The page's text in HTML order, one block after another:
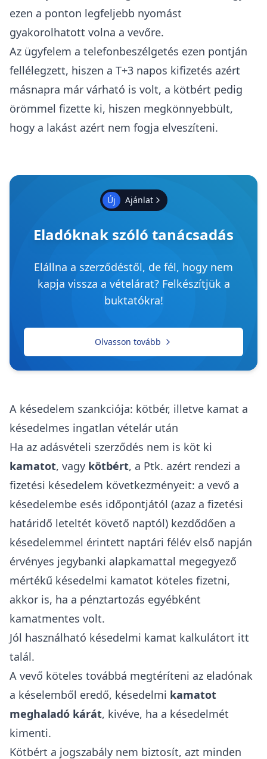
ezen a ponton legfeljebb nyomást
gyakorolhatott volna a vevőre.
Az ügyfelem a telefonbeszélgetés ezen pontján
fellélegzett, hiszen a T+3 napos kifizetés azért
másnapra már várható is volt, a kötbért pedig
örömmel fizette ki, hiszen megkönnyebbült,
hogy a lakást azért nem fogja elveszíteni.
Új Ajánlat
Eladóknak szóló tanácsadás
Elállna a szerződéstől, de fél, hogy nem
kapja vissza a vételárat? Felkészítjük a
buktatókra!
Olvasson tovább
A késedelem szankciója: kötbér, illetve kamat a
késedelmes ingatlan vételár után
Ha az adásvételi szerződés nem is köt ki
kamatot, vagy kötbért, a Ptk. azért rendezi a
fizetési késedelem következményeit: a vevő a
késedelembe esés időpontjától (azaz a fizetési
határidő leteltét követő naptól) kezdődően a
késedelemmel érintett naptári félév első napján
érvényes jegybanki alapkamattal megegyező
mértékű késedelmi kamatot köteles fizetni,
akkor is, ha a pénztartozás egyébként
kamatmentes volt.
Jól használható késedelmi kamat kalkulátort itt
talál.
A vevő köteles továbbá megtéríteni az eladónak
a késelemből eredő, késedelmi kamatot
meghaladó kárát, kivéve, ha a késedelmét
kimenti.
Kötbért a jogszabály nem biztosít, azt minden